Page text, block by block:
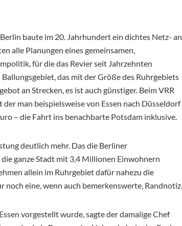
baute im 20. Jahrhundert ein dichtes Netz- an
alle Planungen eines gemeinsamen,
für die das Revier seit Jahrzehnten
das mit der Größe des Ruhrgebiets
an Strecken, es ist auch günstiger. Beim VRR
man beispielsweise von Essen nach Düsseldorf
– die Fahrt ins benachbarte Potsdam inklusive.
deutlich mehr. Das die Berliner
ganze Stadt mit 3,4 Millionen Einwohnern
allein im Ruhrgebiet dafür nahezu die
noch eine, wenn auch bemerkenswerte, Randnotiz.
vorgestellt wurde, sagte der damalige Chef